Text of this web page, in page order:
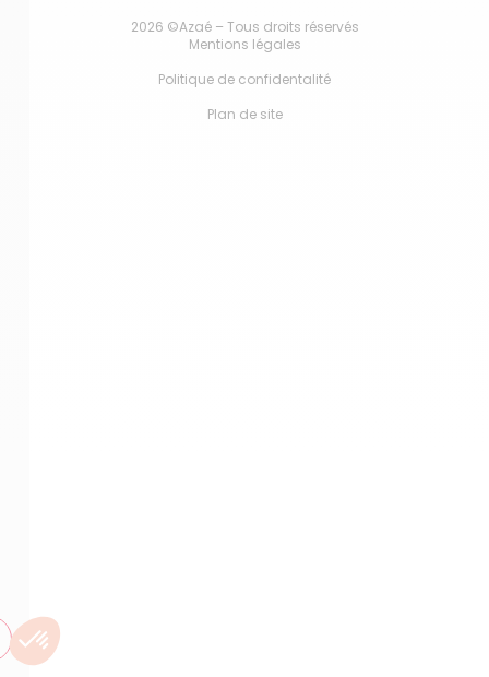
2026 ©Azaé – Tous droits réservés
Mentions légales
Politique de confidentalité
Plan de site